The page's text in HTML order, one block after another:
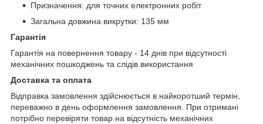
Призначення: для точних електронних робіт
Загальна довжина викрутки: 135 мм
Гарантія
Гарантія на повернення товару - 14 днів при відсутності
механічних пошкоджень та слідів використання
Доставка та оплата
Відправка замовлення здійснюється в найкоротший термін,
переважно в день оформлення замовлення. При отримані
потрібно перевіряти товар на відсутність механічних